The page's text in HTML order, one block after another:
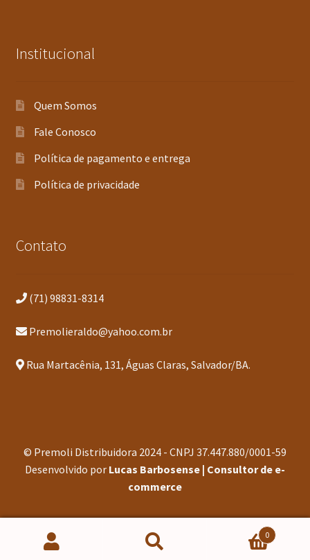
Institucional
Quem Somos
Fale Conosco
Política de pagamento e entrega
Política de privacidade
Contato
(71) 98831-8314
Premolieraldo@yahoo.com.br
Rua Martacênia, 131, Águas Claras, Salvador/BA.
© Premoli Distribuidora 2024 - CNPJ 37.447.880/0001-59
Desenvolvido por Lucas Barbosense | Consultor de e-
commerce
Pesquisar
Pesquisar
0